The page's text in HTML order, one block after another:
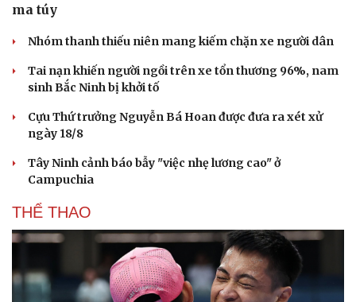
ma túy
Nhóm thanh thiếu niên mang kiếm chặn xe người dân
Tai nạn khiến người ngồi trên xe tổn thương 96%, nam
sinh Bắc Ninh bị khởi tố
Cựu Thứ trưởng Nguyễn Bá Hoan được đưa ra xét xử
ngày 18/8
Tây Ninh cảnh báo bẫy "việc nhẹ lương cao" ở
Campuchia
THỂ THAO